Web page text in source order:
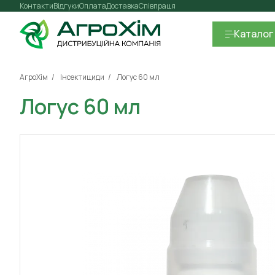
Контакти Оплата
Відгуки ДоставкаСпівпраця
Каталог
АгроХім Інсектициди Логус 60 мл
Логус 60 мл